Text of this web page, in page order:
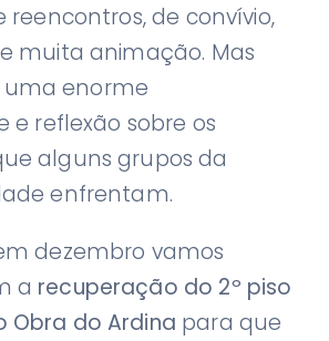
reencontros, de convívio,
muita animação. Mas
enorme
e reflexão sobre os
alguns grupos da
enfrentam.
dezembro vamos
a recuperação do 2º piso
Obra do Ardina para que